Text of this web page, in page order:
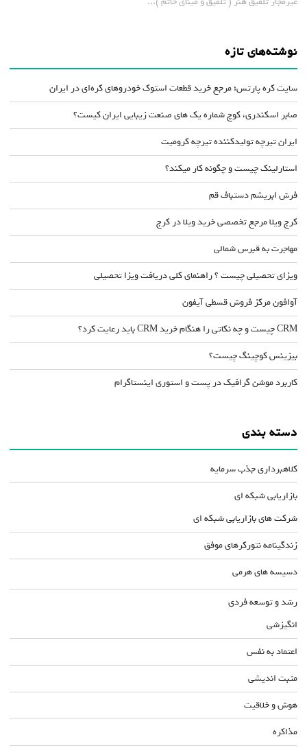
نوشته‌های تازه
سایت کره پارتس؛ مرجع خرید قطعات استوک خودروهای کره‌ای در ایران
صابر اسکندری، کوچ شماره یک های صنعت زیبایی ایران کیست؟
ایران تیرچه تولیدکننده تیرچه کرومیت
استارلینک چیست و چگونه کار میکند؟
فرش ابریشم دستباف قم
کرج ویلا مرجع تخصصی خرید ویلا در کرج
مهاجرت به قبرس شمالی
ویزای تحصیلی چیست ؟ راهنمای کلی دریافت ویزا تحصیلی
آوافون مرکز فروش قسطی آیفون
CRM چیست و چه نکاتی را هنگام خرید CRM باید رعایت کرد؟
بیزینس کوچینگ چیست؟
کاربرد موشن گرافیک در پست و استوری اینستاگرام
دسته بندی
کلاهبرداری جذب سرمایه
بازاریابی شبکه ای
شرکت های بازاریابی شبکه ای
زندگینامه نتورکرهای موفق
دسیسه های هرمی
رشد و توسعه فردی
انگیزشی
اعتماد به نفس
مثبت اندیشی
هوش و خلاقیت
مذاکره